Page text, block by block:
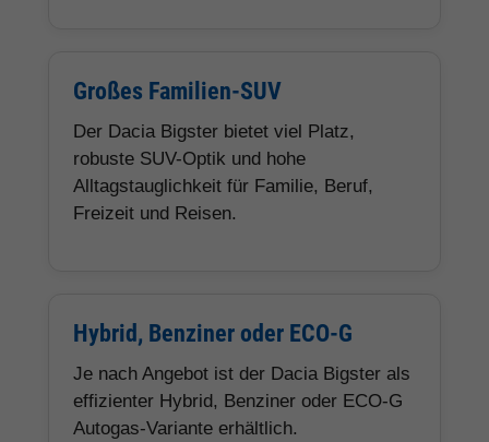
Großes Familien-SUV
Der Dacia Bigster bietet viel Platz,
robuste SUV-Optik und hohe
Alltagstauglichkeit für Familie, Beruf,
Freizeit und Reisen.
Hybrid, Benziner oder ECO-G
Je nach Angebot ist der Dacia Bigster als
effizienter Hybrid, Benziner oder ECO-G
Autogas-Variante erhältlich.